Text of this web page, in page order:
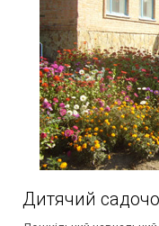
Дитячий